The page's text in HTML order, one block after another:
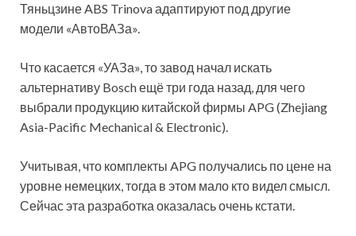
Тяньцзине ABS Trinova адаптируют под другие
модели «АвтоВАЗа».
Что касается «УАЗа», то завод начал искать
альтернативу Bosch ещё три года назад, для чего
выбрали продукцию китайской фирмы APG (Zhejiang
Asia-Pacific Mechanical & Electronic).
Учитывая, что комплекты APG получались по цене на
уровне немецких, тогда в этом мало кто видел смысл.
Сейчас эта разработка оказалась очень кстати.